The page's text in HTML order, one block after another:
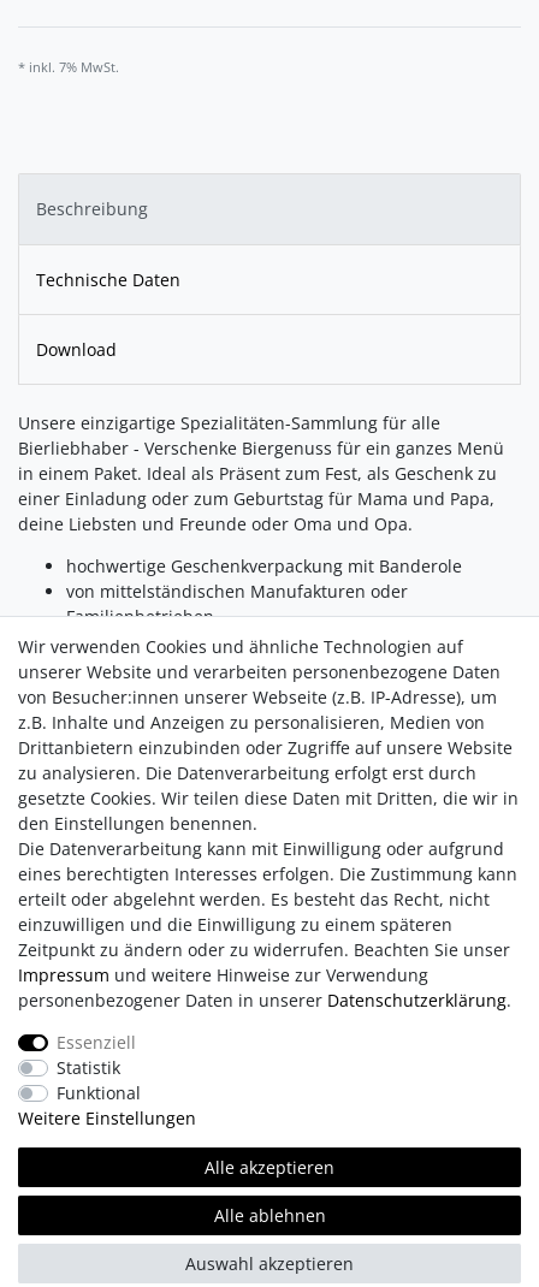
* inkl. 7% MwSt.
Beschreibung
Technische Daten
Download
Unsere einzigartige Spezialitäten-Sammlung für alle
Bierliebhaber - Verschenke Biergenuss für ein ganzes Menü
in einem Paket. Ideal als Präsent zum Fest, als Geschenk zu
einer Einladung oder zum Geburtstag für Mama und Papa,
deine Liebsten und Freunde oder Oma und Opa.
hochwertige Geschenkverpackung mit Banderole
von mittelständischen Manufakturen oder
Familienbetrieben
mit Hand und Herz abgefüllt und verpackt
Inhalt:
Bier Senf 90 ml
Bier Nudeln 200 g
Brotzeit Gewürz 30g
Bier Balsam 100 ml
Kräutersalz 40g
Impressum AGB Daten­schutz­erklärung
Retouren/Reklamationen
Kontakt Team
Wir verwenden Cookies und ähnliche Technologien auf
unserer Website und verarbeiten personenbezogene Daten
von Besucher:innen unserer Webseite (z.B. IP-Adresse), um
z.B. Inhalte und Anzeigen zu personalisieren, Medien von
Drittanbietern einzubinden oder Zugriffe auf unsere Website
zu analysieren. Die Datenverarbeitung erfolgt erst durch
gesetzte Cookies. Wir teilen diese Daten mit Dritten, die wir in
den Einstellungen benennen.
Die Datenverarbeitung kann mit Einwilligung oder aufgrund
eines berechtigten Interesses erfolgen. Die Zustimmung kann
erteilt oder abgelehnt werden. Es besteht das Recht, nicht
einzuwilligen und die Einwilligung zu einem späteren
Zeitpunkt zu ändern oder zu widerrufen. Beachten Sie unser
Impressum und weitere Hinweise zur Verwendung
personenbezogener Daten in unserer Daten­schutz­erklärung.
Essenziell
Statistik
Funktional
Weitere Einstellungen
Alle akzeptieren
Alle ablehnen
Auswahl akzeptieren